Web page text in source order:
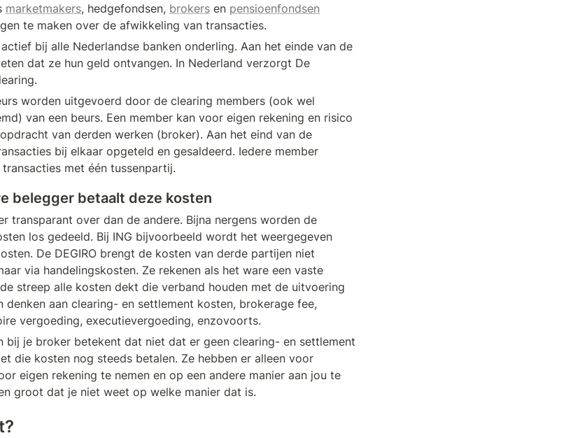
marketmakers, hedgefondsen, brokers en pensioenfondsen
te maken over de afwikkeling van transacties.
bij alle Nederlandse banken onderling. Aan het einde van de
dat ze hun geld ontvangen. In Nederland verzorgt De
worden uitgevoerd door de clearing members (ook wel
van een beurs. Een member kan voor eigen rekening en risico
van derden werken (broker). Aan het eind van de
bij elkaar opgeteld en gesaldeerd. Iedere member
met één tussenpartij.
belegger betaalt deze kosten
transparant over dan de andere. Bijna nergens worden de
los gedeeld. Bij ING bijvoorbeeld wordt het weergegeven
De DEGIRO brengt de kosten van derde partijen niet
via handelingskosten. Ze rekenen als het ware een vaste
streep alle kosten dekt die verband houden met de uitvoering
denken aan clearing- en settlement kosten, brokerage fee,
vergoeding, executievergoeding, enzovoorts.
bij je broker betekent dat niet dat er geen clearing- en settlement
die kosten nog steeds betalen. Ze hebben er alleen voor
eigen rekening te nemen en op een andere manier aan jou te
groot dat je niet weet op welke manier dat is.